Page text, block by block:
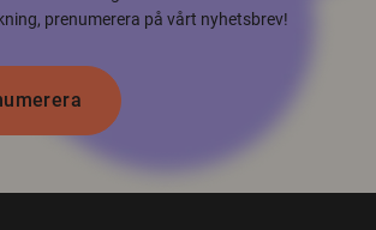
prenumerera på vårt nyhetsbrev!